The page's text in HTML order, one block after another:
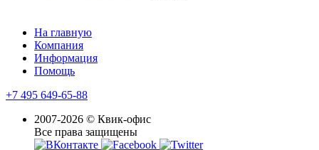
На главную
Компания
Информация
Помощь
+7 495 649-65-88
2007-2026 © Квик-офис
Все права защищены